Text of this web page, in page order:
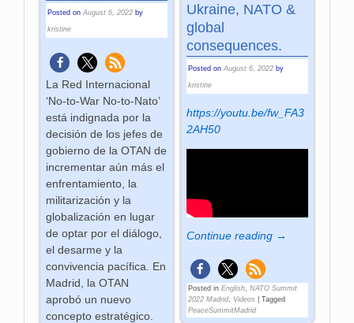
Posted onAugust 6, 2022 by
kristine
La Red Internacional
‘No-to-War No-to-Nato’
está indignada por la
decisión de los jefes de
gobierno de la OTAN de
incrementar aún más el
enfrentamiento, la
militarización y la
globalización en lugar
de optar por el diálogo,
el desarme y la
convivencia pacífica. En
Madrid, la OTAN
aprobó un nuevo
concepto estratégico.
Ukraine, NATO &
global
consequences.
Posted on August 6, 2022 by
kristine
https://youtu.be/fw_FA3
2AH50
Continue reading →
Posted in English, NATO Summit
2022 Madrid, Videos
Tagged
PeaceSummitMadrid